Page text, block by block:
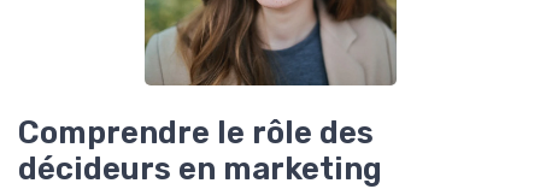
Comprendre le rôle des
décideurs en marketing